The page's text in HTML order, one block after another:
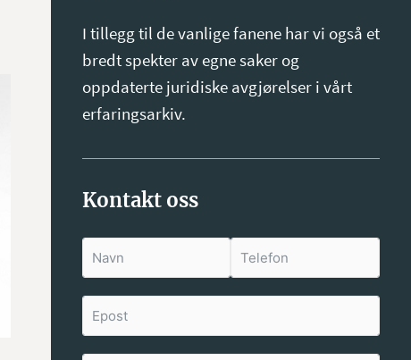
I tillegg til de vanlige fanene har vi også et
bredt spekter av egne saker og
oppdaterte juridiske avgjørelser i vårt
erfaringsarkiv.
Kontakt oss